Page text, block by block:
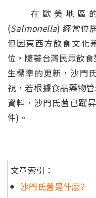
在歐美地區的
(Salmonella) 經常位
但因東西方飲食文化
位，隨著台灣民眾飲
生標準的更新，沙門
視，若根據食品藥物
資料，沙門氏菌已躍
件)。
文章索引：
沙門氏菌是什麼?